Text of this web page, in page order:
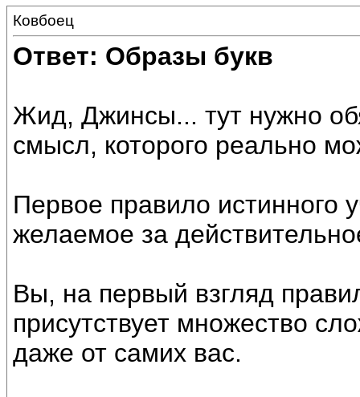
Ковбоец
Ответ: Образы букв
Жид, Джинсы... тут нужно
смысл, которого реально
Первое правило истинного
желаемое за
Вы, на первый взгляд
присутствует множество
даже от самих вас.